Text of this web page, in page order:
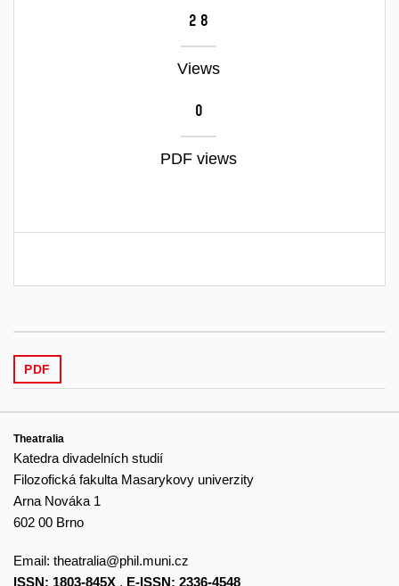
28
Views
0
PDF views
PDF
Theatralia
Katedra divadelních studií
Filozofická fakulta Masarykovy univerzity
Arna Nováka 1
602 00 Brno
Email: theatralia@phil.muni.cz
ISSN: 1803-845X , E-ISSN: 2336-4548